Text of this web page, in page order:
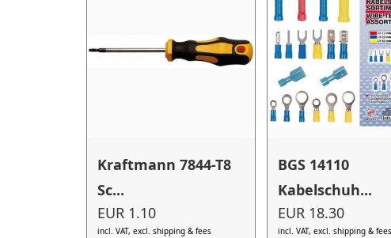
Kraftmann 7844-T8
Sc...
EUR 1.10
incl. VAT, excl. shipping & fees
BGS 14110
Kabelschuh...
EUR 18.30
incl. VAT, excl. shipping & fees